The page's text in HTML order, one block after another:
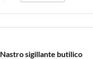
Nastro sigillante butilico